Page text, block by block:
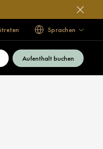
Sprachen
Aufenthalt buchen